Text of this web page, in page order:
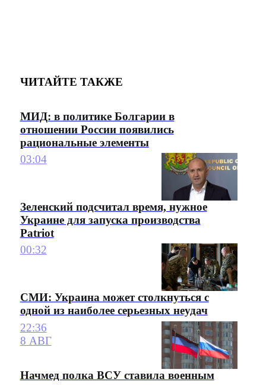
ЧИТАЙТЕ ТАКЖЕ
МИД: в политике Болгарии в
отношении России появились
рациональные элементы
03:04
Зеленский подсчитал время, нужное
Украине для запуска производства
Patriot
00:32
СМИ: Украина может столкнуться с
одной из наиболее серьезных неудач
22:36
8 АВГ
Начмед полка ВСУ ставила военным